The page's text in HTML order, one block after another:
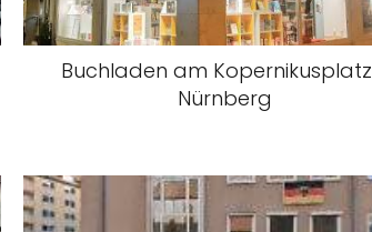
Buchladen am
Nürnberg